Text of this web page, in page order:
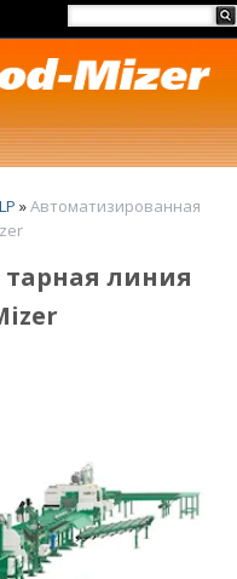
»Автоматизированная
линия